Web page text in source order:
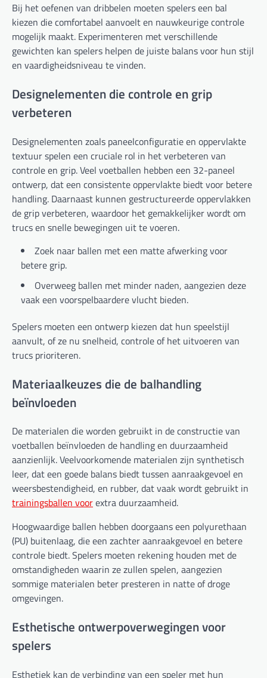
Bij het oefenen van dribbelen moeten spelers een bal
kiezen die comfortabel aanvoelt en nauwkeurige controle
mogelijk maakt. Experimenteren met verschillende
gewichten kan spelers helpen de juiste balans voor hun stijl
en vaardigheidsniveau te vinden.
Designelementen die controle en grip
verbeteren
Designelementen zoals paneelconfiguratie en oppervlakte
textuur spelen een cruciale rol in het verbeteren van
controle en grip. Veel voetballen hebben een 32-paneel
ontwerp, dat een consistente oppervlakte biedt voor betere
handling. Daarnaast kunnen gestructureerde oppervlakken
de grip verbeteren, waardoor het gemakkelijker wordt om
trucs en snelle bewegingen uit te voeren.
Zoek naar ballen met een matte afwerking voor
betere grip.
Overweeg ballen met minder naden, aangezien deze
vaak een voorspelbaardere vlucht bieden.
Spelers moeten een ontwerp kiezen dat hun speelstijl
aanvult, of ze nu snelheid, controle of het uitvoeren van
trucs prioriteren.
Materiaalkeuzes die de balhandling
beïnvloeden
De materialen die worden gebruikt in de constructie van
voetballen beïnvloeden de handling en duurzaamheid
aanzienlijk. Veelvoorkomende materialen zijn synthetisch
leer, dat een goede balans biedt tussen aanraakgevoel en
weersbestendigheid, en rubber, dat vaak wordt gebruikt in
trainingsballen voorextra duurzaamheid.
Hoogwaardige ballen hebben doorgaans een polyurethaan
(PU) buitenlaag, die een zachter aanraakgevoel en betere
controle biedt. Spelers moeten rekening houden met de
omstandigheden waarin ze zullen spelen, aangezien
sommige materialen beter presteren in natte of droge
omgevingen.
Esthetische ontwerpoverwegingen voor
spelers
Esthetiek kan de verbinding van een speler met hun